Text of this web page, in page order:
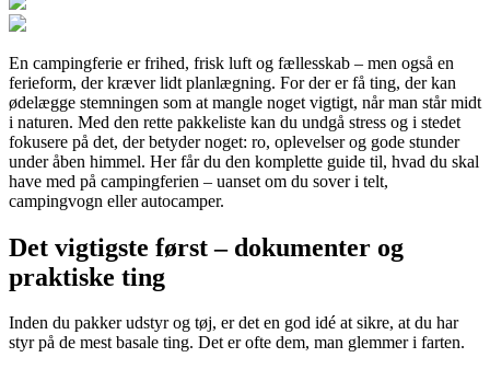
En campingferie er frihed, frisk luft og fællesskab – men også en
ferieform, der kræver lidt planlægning. For der er få ting, der kan
ødelægge stemningen som at mangle noget vigtigt, når man står midt
i naturen. Med den rette pakkeliste kan du undgå stress og i stedet
fokusere på det, der betyder noget: ro, oplevelser og gode stunder
under åben himmel. Her får du den komplette guide til, hvad du skal
have med på campingferien – uanset om du sover i telt,
campingvogn eller autocamper.
Det vigtigste først – dokumenter og
praktiske ting
Inden du pakker udstyr og tøj, er det en god idé at sikre, at du har
styr på de mest basale ting. Det er ofte dem, man glemmer i farten.